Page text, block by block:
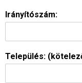
Irányítószám:
Település: